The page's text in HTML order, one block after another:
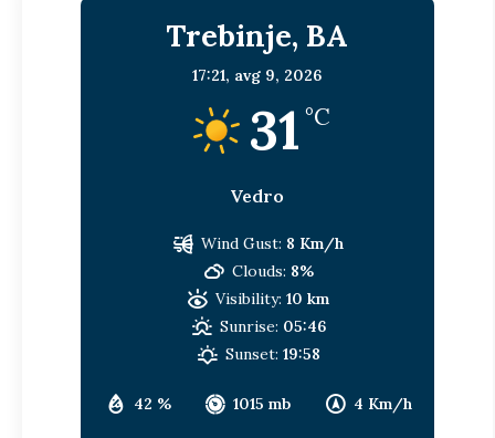
Trebinje, BA
17:21, avg 9, 2026
31 °C
Vedro
42 % 1015 mb 4 Km/h
Wind Gust: 8 Km/h
Clouds: 8%
Visibility: 10 km
Sunrise: 05:46
Sunset: 19:58